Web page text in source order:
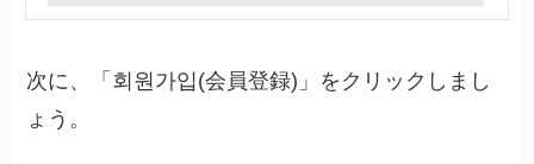
次に、「회원가입(会員登録)」をクリックしまし
ょう。